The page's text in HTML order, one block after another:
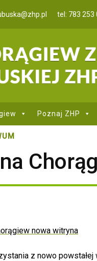
tel: 783 253
Poznaj ZHP
z nowo